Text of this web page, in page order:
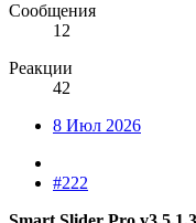
Сообщения
12
Реакции
42
8 Июл 2026
#222